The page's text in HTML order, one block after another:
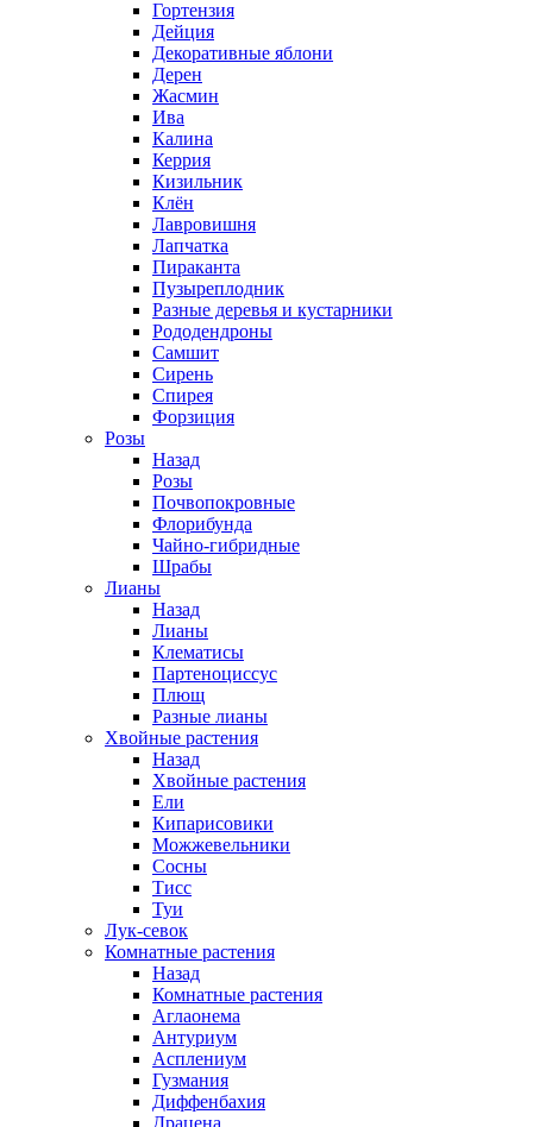
Гортензия
Дейция
Декоративные яблони
Дерен
Жасмин
Ива
Калина
Керрия
Кизильник
Клён
Лавровишня
Лапчатка
Пираканта
Пузыреплодник
Разные деревья и кустарники
Рододендроны
Самшит
Сирень
Спирея
Форзиция
Розы
Назад
Розы
Почвопокровные
Флорибунда
Чайно-гибридные
Шрабы
Лианы
Назад
Лианы
Клематисы
Партеноциссус
Плющ
Разные лианы
Хвойные растения
Назад
Хвойные растения
Ели
Кипарисовики
Можжевельники
Сосны
Тисс
Туи
Лук-севок
Комнатные растения
Назад
Комнатные растения
Аглаонема
Антуриум
Асплениум
Гузмания
Диффенбахия
Драцена